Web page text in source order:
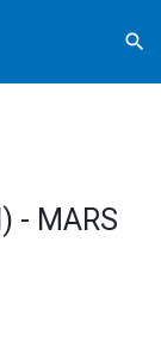
search
- MARS